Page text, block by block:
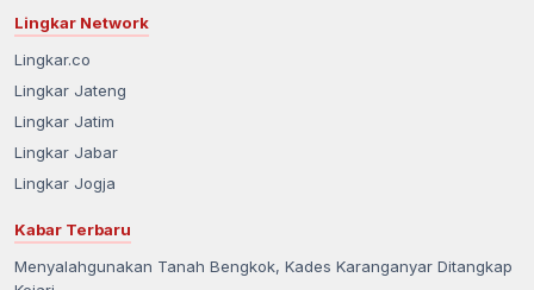
Lingkar Network
Lingkar.co
Lingkar Jateng
Lingkar Jatim
Lingkar Jabar
Lingkar Jogja
Kabar Terbaru
Menyalahgunakan Tanah Bengkok, Kades Karanganyar Ditangkap